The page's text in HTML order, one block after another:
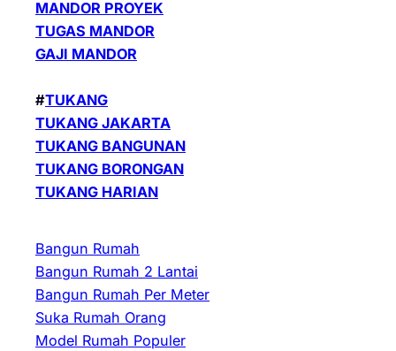
MANDOR PROYEK
TUGAS MANDOR
GAJI MANDOR
#TUKANG
TUKANG JAKARTA
TUKANG BANGUNAN
TUKANG BORONGAN
TUKANG HARIAN
Bangun Rumah
Bangun Rumah 2 Lantai
Bangun Rumah Per Meter
Suka Rumah Orang
Model Rumah Populer